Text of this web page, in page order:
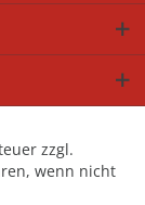
zzgl.
wenn nicht